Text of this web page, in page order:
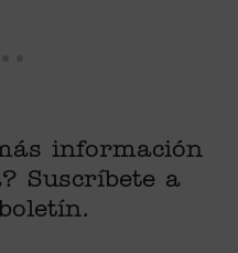
información
Suscríbete a